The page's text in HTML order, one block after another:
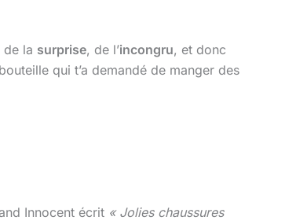
de la surprise, de l’incongru, et donc
qui t’a demandé de manger des
Innocent écrit « Jolies chaussures